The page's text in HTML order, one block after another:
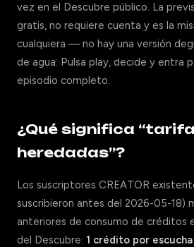
vez en el Descubre público. La
gratis, no requiere cuenta y es la
cualquiera — no hay una versión
de agua. Pulsa play, decide y entra
episodio completo.
¿Qué significa
heredadas”?
Los suscriptores CREATOR
suscribieron antes del 2026-05-18)
anteriores de consumo de créditos
del Descubre: 1 crédito por